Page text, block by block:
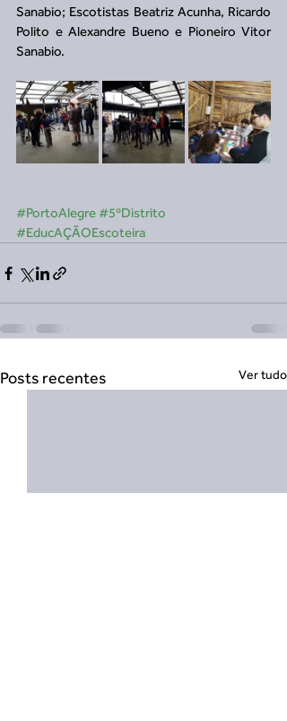
Sanabio; Escotistas Beatriz Acunha, Ricardo
Polito e Alexandre Bueno e Pioneiro Vitor
Sanabio.
#PortoAlegre #5ºDistrito
#EducAÇÃOEscoteira
Posts recentes Ver tudo